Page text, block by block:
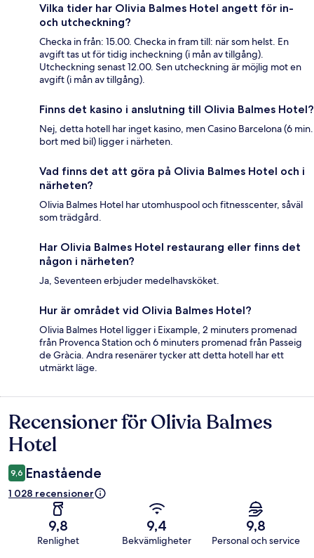
Vilka tider har Olivia Balmes Hotel angett för in-
och utcheckning?
Checka in från: 15.00. Checka in fram till: när som helst. En
avgift tas ut för tidig incheckning (i mån av tillgång).
Utcheckning senast 12.00. Sen utcheckning är möjlig mot en
avgift (i mån av tillgång).
Finns det kasino i anslutning till Olivia Balmes Hotel?
Nej, detta hotell har inget kasino, men Casino Barcelona (6 min.
bort med bil) ligger i närheten.
Vad finns det att göra på Olivia Balmes Hotel och i
närheten?
Olivia Balmes Hotel har utomhuspool och fitnesscenter, såväl
som trädgård.
Har Olivia Balmes Hotel restaurang eller finns det
någon i närheten?
Ja, Seventeen erbjuder medelhavsköket.
Hur är området vid Olivia Balmes Hotel?
Olivia Balmes Hotel ligger i Eixample, 2 minuters promenad
från Provenca Station och 6 minuters promenad från Passeig
de Gràcia. Andra resenärer tycker att detta hotell har ett
utmärkt läge.
Recensioner
Recensioner för Olivia Balmes
Hotel
9,6 Enastående
1 028 recensioner
9,8
Renlighet
9,4
Bekvämligheter
9,8
Personal och service